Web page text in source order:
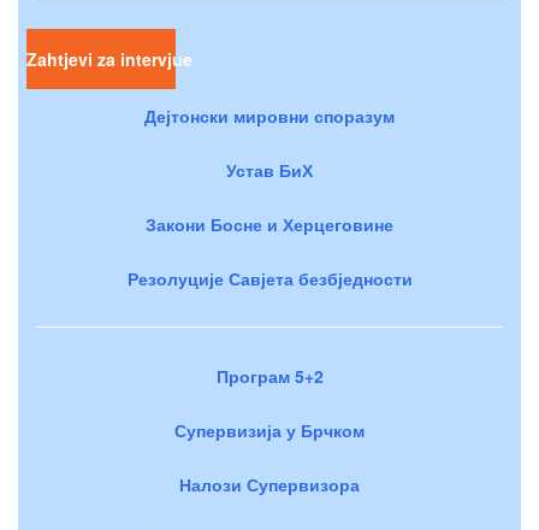
Zahtjevi za intervjue
Дејтонски мировни споразум
Устав БиХ
Закони Босне и Херцеговине
Резолуције Савјета безбједности
Програм 5+2
Супервизија у Брчком
Налози Супервизора